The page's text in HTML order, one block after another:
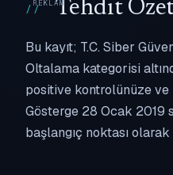
Tehdit
Bu kayıt; T.C. Siber
Oltalama kategorisi
positive kontrolünüze
Gösterge 28 Ocak 2019
başlangıç noktası